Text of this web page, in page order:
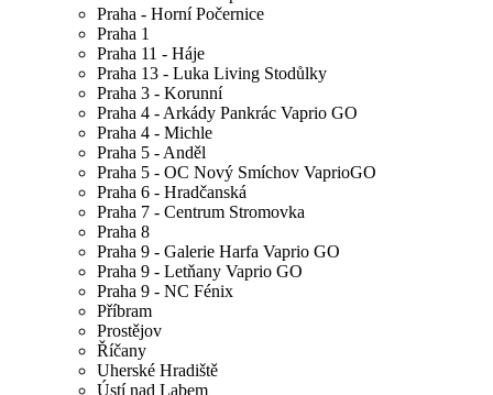
Praha - Horní Počernice
Praha 1
Praha 11 - Háje
Praha 13 - Luka Living Stodůlky
Praha 3 - Korunní
Praha 4 - Arkády Pankrác Vaprio GO
Praha 4 - Michle
Praha 5 - Anděl
Praha 5 - OC Nový Smíchov VaprioGO
Praha 6 - Hradčanská
Praha 7 - Centrum Stromovka
Praha 8
Praha 9 - Galerie Harfa Vaprio GO
Praha 9 - Letňany Vaprio GO
Praha 9 - NC Fénix
Příbram
Prostějov
Říčany
Uherské Hradiště
Ústí nad Labem